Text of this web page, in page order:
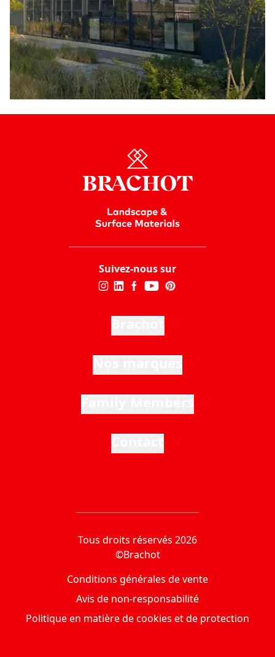
Suivez-nous sur
Tous droits réservés 2026
©Brachot
Conditions générales de vente
Avis de non-responsabilité
Politique en matière de cookies et de protection